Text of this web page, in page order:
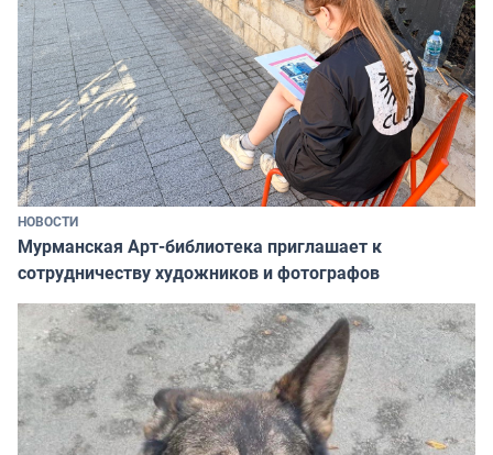
НОВОСТИ
Мурманская Арт-библиотека приглашает к
сотрудничеству художников и фотографов